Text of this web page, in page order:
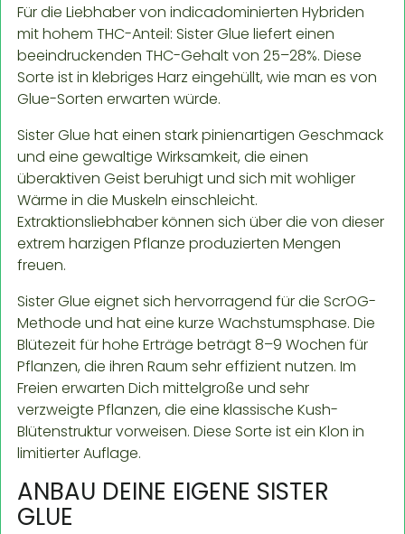
Für die Liebhaber von indicadominierten Hybriden
mit hohem THC-Anteil: Sister Glue liefert einen
beeindruckenden THC-Gehalt von 25–28%. Diese
Sorte ist in klebriges Harz eingehüllt, wie man es von
Glue-Sorten erwarten würde.
Sister Glue hat einen stark pinienartigen Geschmack
und eine gewaltige Wirksamkeit, die einen
überaktiven Geist beruhigt und sich mit wohliger
Wärme in die Muskeln einschleicht.
Extraktionsliebhaber können sich über die von dieser
extrem harzigen Pflanze produzierten Mengen
freuen.
Sister Glue eignet sich hervorragend für die ScrOG-
Methode und hat eine kurze Wachstumsphase. Die
Blütezeit für hohe Erträge beträgt 8–9 Wochen für
Pflanzen, die ihren Raum sehr effizient nutzen. Im
Freien erwarten Dich mittelgroße und sehr
verzweigte Pflanzen, die eine klassische Kush-
Blütenstruktur vorweisen. Diese Sorte ist ein Klon in
limitierter Auflage.
ANBAU DEINE EIGENE SISTER
GLUE